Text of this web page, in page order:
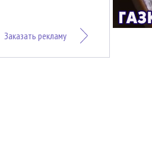
Заказать рекламу